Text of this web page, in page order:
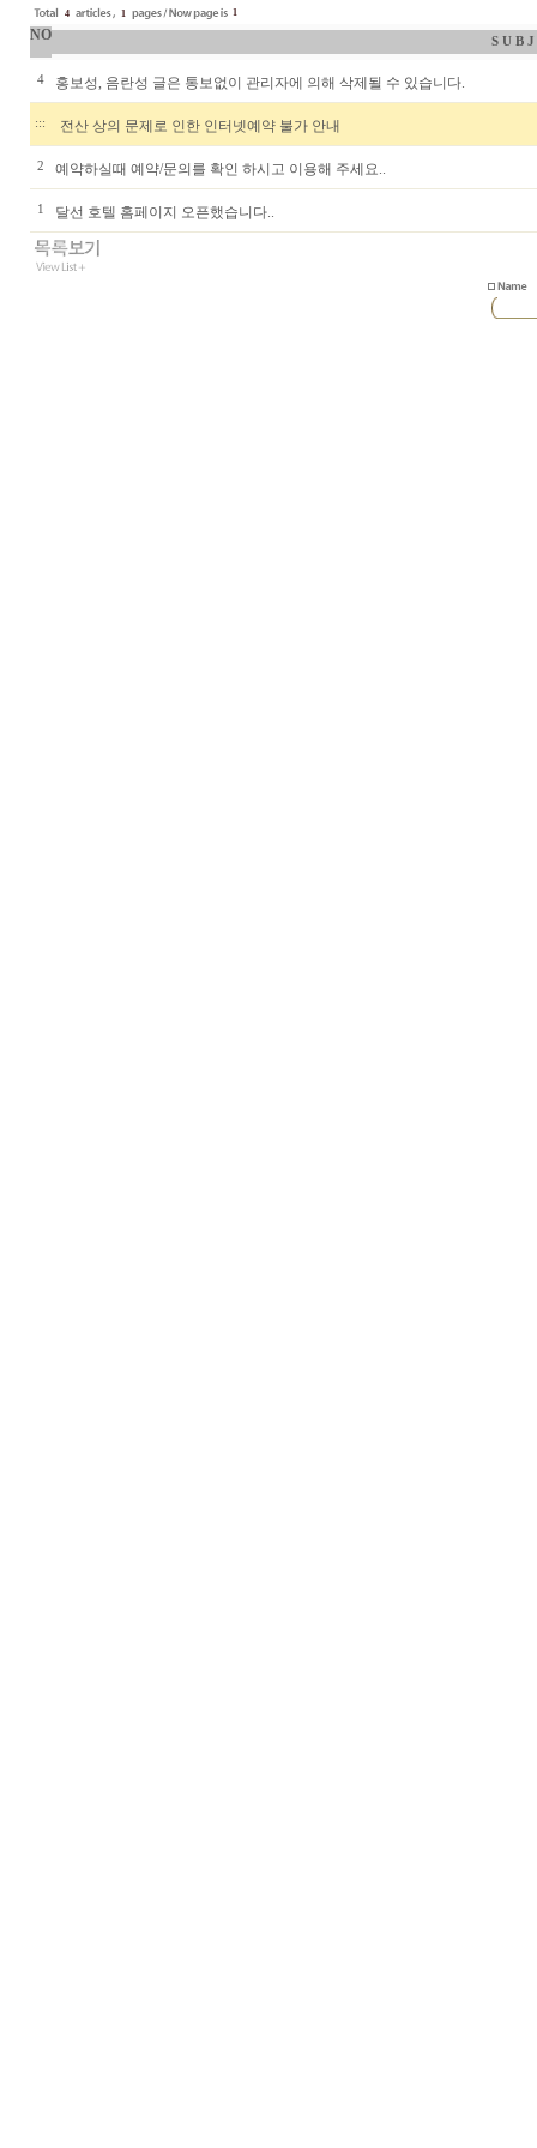
4 1 1
NO S U B
4 홍보성, 음란성 글은 통보없이 관리자에 의해 삭제될 수 있습니다.
::: 전산 상의 문제로 인한 인터넷예약 불가 안내
2 예약하실때 예약/문의를 확인 하시고 이용해 주세요..
1 달선 호텔 홈페이지 오픈했습니다..